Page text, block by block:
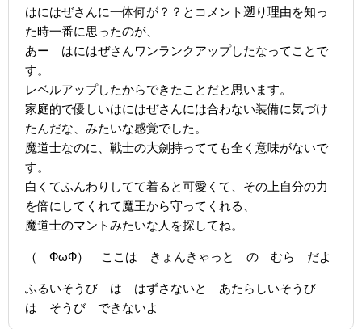
はにはぜさんに一体何が？？とコメント遡り理由を知っ
た時一番に思ったのが、
あー はにはぜさんワンランクアップしたなってことで
す。
レベルアップしたからできたことだと思います。
家庭的で優しいはにはぜさんには合わない装備に気づけ
たんだな、みたいな感覚でした。
魔道士なのに、戦士の大劍持ってても全く意味がないで
す。
白くてふんわりしてて着ると可愛くて、その上自分の力
を倍にしてくれて魔王から守ってくれる、
魔道士のマントみたいな人を探してね。
（ ФωФ） ここは きょんきゃっと の むら だよ
ふるいそうび は はずさないと あたらしいそうび
は そうび できないよ